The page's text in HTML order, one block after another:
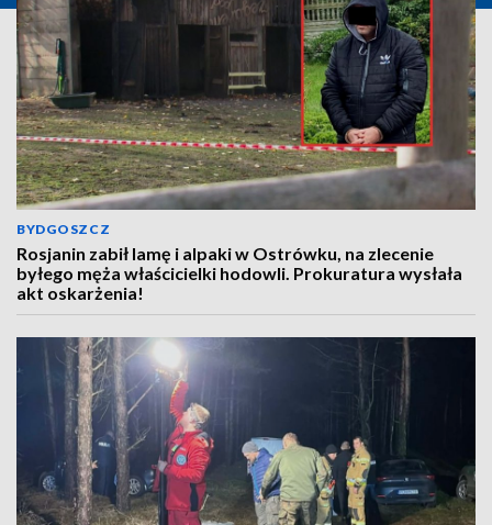
BYDGOSZCZ
Rosjanin zabił lamę i alpaki w Ostrówku, na zlecenie
byłego męża właścicielki hodowli. Prokuratura wysłała
akt oskarżenia!